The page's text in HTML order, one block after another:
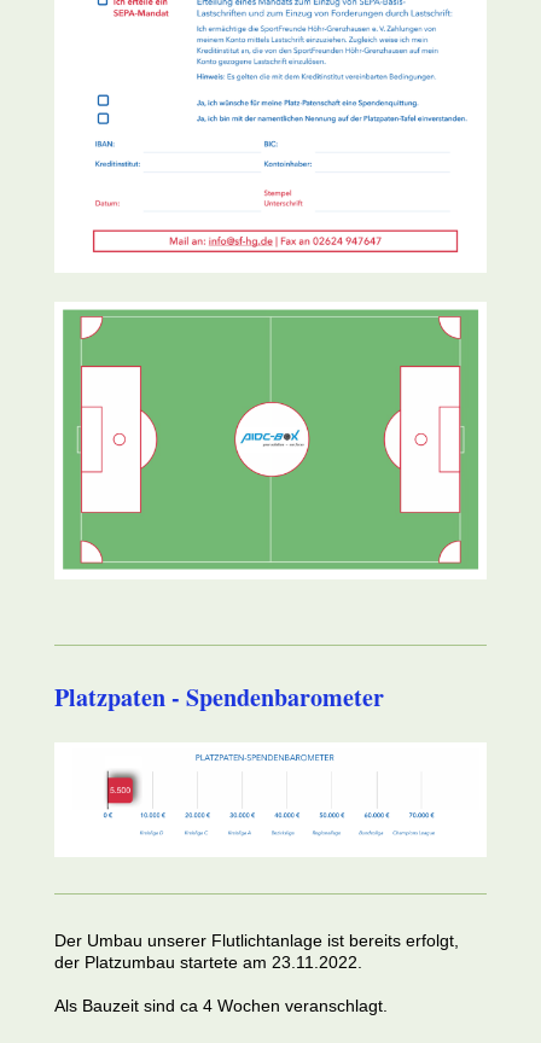
Platzpaten - Spendenbarometer
Der Umbau unserer Flutlichtanlage ist bereits erfolgt,
der Platzumbau startete am 23.11.2022.
Als Bauzeit sind ca 4 Wochen veranschlagt.